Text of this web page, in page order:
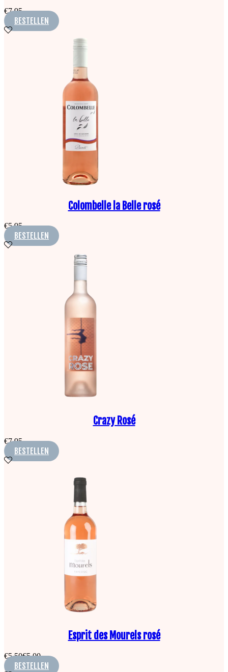
€7,95
BESTELLEN
Colombelle la Belle rosé
€5,95
BESTELLEN
Crazy Rosé
€7,95
BESTELLEN
Esprit des Mourels rosé
€5,50€5,00
BESTELLEN